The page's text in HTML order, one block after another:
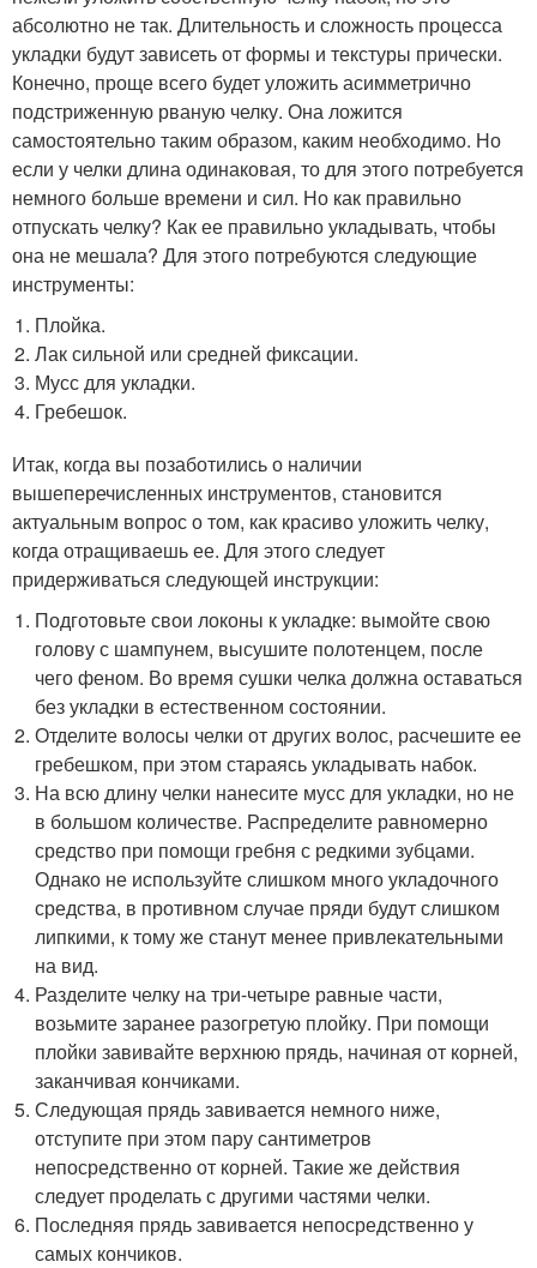
абсолютно не так. Длительность и сложность процесса
укладки будут зависеть от формы и текстуры прически.
Конечно, проще всего будет уложить асимметрично
подстриженную рваную челку. Она ложится
самостоятельно таким образом, каким необходимо. Но
если у челки длина одинаковая, то для этого потребуется
немного больше времени и сил. Но как правильно
отпускать челку? Как ее правильно укладывать, чтобы
она не мешала? Для этого потребуются следующие
инструменты:
Плойка.
Лак сильной или средней фиксации.
Мусс для укладки.
Гребешок.
Итак, когда вы позаботились о наличии
вышеперечисленных инструментов, становится
актуальным вопрос о том, как красиво уложить челку,
когда отращиваешь ее. Для этого следует
придерживаться следующей инструкции:
Подготовьте свои локоны к укладке: вымойте свою
голову с шампунем, высушите полотенцем, после
чего феном. Во время сушки челка должна оставаться
без укладки в естественном состоянии.
Отделите волосы челки от других волос, расчешите ее
гребешком, при этом стараясь укладывать набок.
На всю длину челки нанесите мусс для укладки, но не
в большом количестве. Распределите равномерно
средство при помощи гребня с редкими зубцами.
Однако не используйте слишком много укладочного
средства, в противном случае пряди будут слишком
липкими, к тому же станут менее привлекательными
на вид.
Разделите челку на три-четыре равные части,
возьмите заранее разогретую плойку. При помощи
плойки завивайте верхнюю прядь, начиная от корней,
заканчивая кончиками.
Следующая прядь завивается немного ниже,
отступите при этом пару сантиметров
непосредственно от корней. Такие же действия
следует проделать с другими частями челки.
Последняя прядь завивается непосредственно у
самых кончиков.